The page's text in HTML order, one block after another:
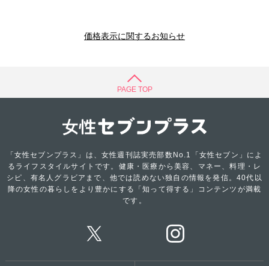
価格表示に関するお知らせ
PAGE TOP
「女性セブンプラス」は、女性週刊誌実売部数No.1「女性セブン」によ
るライフスタイルサイトです。健康・医療から美容、マネー、料理・レ
シピ、有名人グラビアまで、他では読めない独自の情報を発信。40代以
降の女性の暮らしをより豊かにする「知って得する」コンテンツが満載
です。